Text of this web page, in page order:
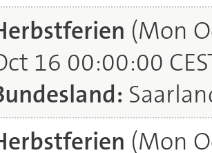
(Mon
16 00:00:00
(Mon